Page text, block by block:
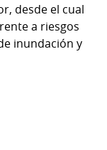
desde el cual
a riesgos
inundación y